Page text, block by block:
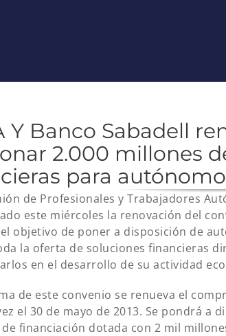
Y Banco Sabadell
2.000 millones
para
de Profesionales y Trabajadores
este miércoles la renovación del
objetivo de poner a disposición de
la oferta de soluciones financieras
en el desarrollo de su actividad
de este convenio se renueva el
el 30 de mayo de 2013. Se pondrá a
financiación dotada con 2 mil